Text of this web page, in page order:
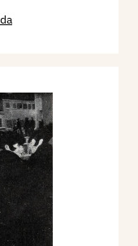
bel rame,
Cadorin e
Italiana,
Milano,
p. 708